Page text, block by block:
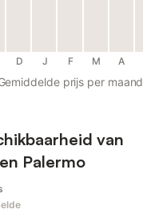
D J F M A
prijs per maand
van
Palermo